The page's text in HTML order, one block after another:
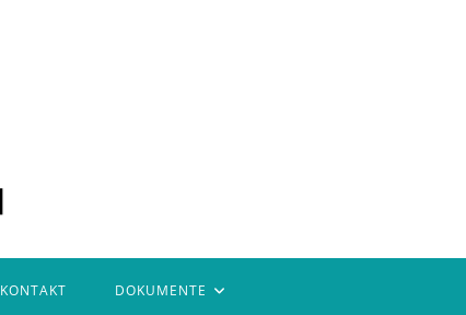
KONTAKT DOKUMENTE